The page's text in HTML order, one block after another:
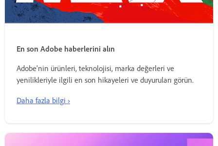
En son Adobe haberlerini alın
Adobe'nin ürünleri, teknolojisi, marka değerleri ve
yenilikleriyle ilgili en son hikayeleri ve duyuruları görün.
Daha fazla bilgi ›